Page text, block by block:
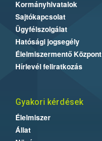
Kormányhivatalok
Sajtókapcsolat
Ügyfélszolgálat
Hatósági jogsegély
Élelmiszermentő Központ
Hírlevél feliratkozás
Gyakori kérdések
Élelmiszer
Állat